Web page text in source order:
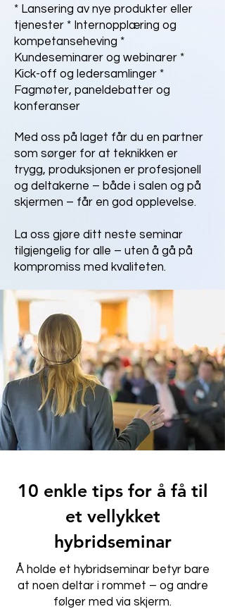
* Lansering av nye produkter eller
tjenester * Internopplæring og
kompetanseheving *
Kundeseminarer og webinarer *
Kick-off og ledersamlinger *
Fagmøter, paneldebatter og
konferanser
​Med oss på laget får du en partner
som sørger for at teknikken er
trygg, produksjonen er profesjonell
og deltakerne – både i salen og på
skjermen – får en god opplevelse.
La oss gjøre ditt neste seminar
tilgjengelig for alle – uten å gå på
kompromiss med kvaliteten.
10 enkle tips for å få til
et vellykket
hybridseminar
Å holde et hybridseminar betyr bare
at noen deltar i rommet – og andre
følger med via skjerm.